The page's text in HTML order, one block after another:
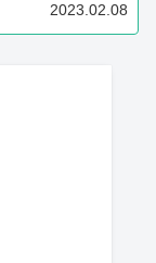
2023.02.08